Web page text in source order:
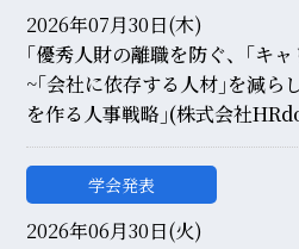
2026年07月30日(木)
｢優秀人財の離職を防ぐ、｢キ
~｢会社に依存する人材｣を減ら
を作る人事戦略｣(株式会社
学会発表
2026年06月30日(火)